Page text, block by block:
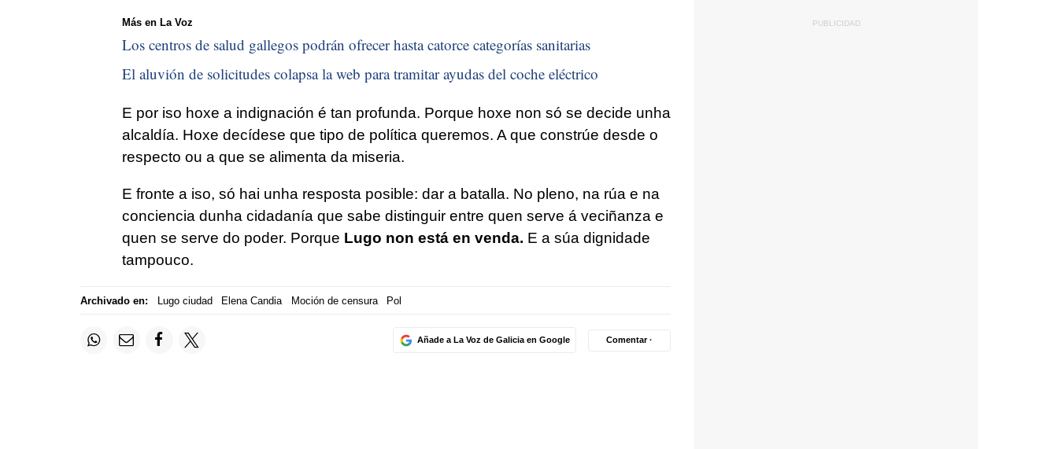
Más en La Voz
Los centros de salud gallegos podrán ofrecer hasta catorce categorías sanitarias
El aluvión de solicitudes colapsa la web para tramitar ayudas del coche eléctrico
E por iso hoxe a indignación é tan profunda. Porque hoxe non só se decide unha
alcaldía. Hoxe decídese que tipo de política queremos. A que constrúe desde o
respecto ou a que se alimenta da miseria.
E fronte a iso, só hai unha resposta posible: dar a batalla. No pleno, na rúa e na
conciencia dunha cidadanía que sabe distinguir entre quen serve á veciñanza e
quen se serve do poder. Porque Lugo non está en venda. E a súa dignidade
tampouco.
Archivado en: Lugo ciudad Elena Candia Moción de censura Pol
Añade a La Voz de Galicia en Google Comentar ·